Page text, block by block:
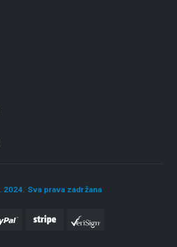
2024. Sva prava zadržana